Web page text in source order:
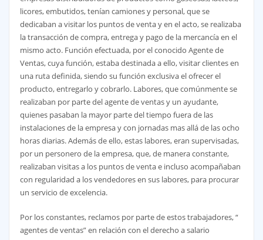
licores, embutidos, tenían camiones y personal, que se
dedicaban a visitar los puntos de venta y en el acto, se realizaba
la transacción de compra, entrega y pago de la mercancía en el
mismo acto. Función efectuada, por el conocido Agente de
Ventas, cuya función, estaba destinada a ello, visitar clientes en
una ruta definida, siendo su función exclusiva el ofrecer el
producto, entregarlo y cobrarlo. Labores, que comúnmente se
realizaban por parte del agente de ventas y un ayudante,
quienes pasaban la mayor parte del tiempo fuera de las
instalaciones de la empresa y con jornadas mas allá de las ocho
horas diarias. Además de ello, estas labores, eran supervisadas,
por un personero de la empresa, que, de manera constante,
realizaban visitas a los puntos de venta e incluso acompañaban
con regularidad a los vendedores en sus labores, para procurar
un servicio de excelencia.
Por los constantes, reclamos por parte de estos trabajadores, “
agentes de ventas” en relación con el derecho a salario